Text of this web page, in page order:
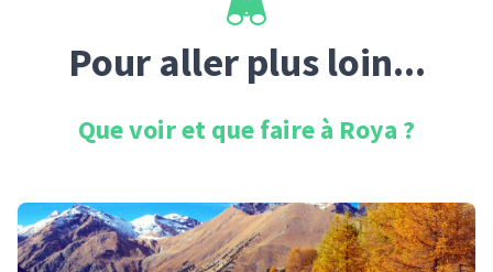
Pour aller plus loin...
Que voir et que faire à Roya ?